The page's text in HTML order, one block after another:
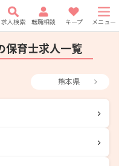
求人検索 転職相談 キープ メニュー
保育士求人一覧
熊本県